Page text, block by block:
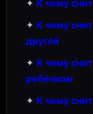
✦ К чему
✦ К чему
другой
✦ К чему
ребёнком
✦ К чему